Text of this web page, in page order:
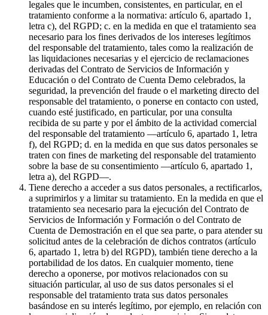
legales que le incumben, consistentes, en particular, en el
tratamiento conforme a la normativa: artículo 6, apartado 1,
letra c), del RGPD; c. en la medida en que el tratamiento sea
necesario para los fines derivados de los intereses legítimos
del responsable del tratamiento, tales como la realización de
las liquidaciones necesarias y el ejercicio de reclamaciones
derivadas del Contrato de Servicios de Información y
Educación o del Contrato de Cuenta Demo celebrados, la
seguridad, la prevención del fraude o el marketing directo del
responsable del tratamiento, o ponerse en contacto con usted,
cuando esté justificado, en particular, por una consulta
recibida de su parte y por el ámbito de la actividad comercial
del responsable del tratamiento —artículo 6, apartado 1, letra
f), del RGPD; d. en la medida en que sus datos personales se
traten con fines de marketing del responsable del tratamiento
sobre la base de su consentimiento —artículo 6, apartado 1,
letra a), del RGPD—.
Tiene derecho a acceder a sus datos personales, a rectificarlos,
a suprimirlos y a limitar su tratamiento. En la medida en que el
tratamiento sea necesario para la ejecución del Contrato de
Servicios de Información y Formación o del Contrato de
Cuenta de Demostración en el que sea parte, o para atender su
solicitud antes de la celebración de dichos contratos (artículo
6, apartado 1, letra b) del RGPD), también tiene derecho a la
portabilidad de los datos. En cualquier momento, tiene
derecho a oponerse, por motivos relacionados con su
situación particular, al uso de sus datos personales si el
responsable del tratamiento trata sus datos personales
basándose en su interés legítimo, por ejemplo, en relación con